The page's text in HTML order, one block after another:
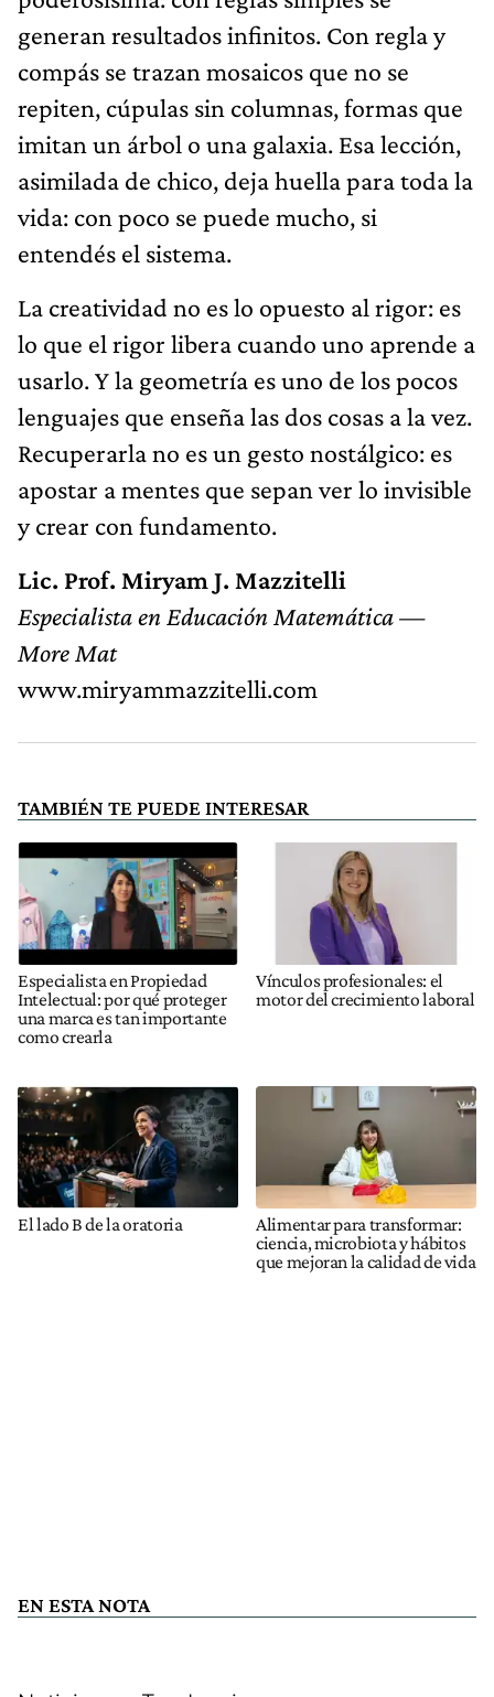
generan resultados infinitos. Con regla y
compás se trazan mosaicos que no se
repiten, cúpulas sin columnas, formas que
imitan un árbol o una galaxia. Esa lección,
asimilada de chico, deja huella para toda la
vida: con poco se puede mucho, si
entendés el sistema.
La creatividad no es lo opuesto al rigor: es
lo que el rigor libera cuando uno aprende a
usarlo. Y la geometría es uno de los pocos
lenguajes que enseña las dos cosas a la vez.
Recuperarla no es un gesto nostálgico: es
apostar a mentes que sepan ver lo invisible
y crear con fundamento.
Lic. Prof. Miryam J. Mazzitelli
Especialista en Educación Matemática —
More Mat
www.miryammazzitelli.com
TAMBIÉN TE PUEDE INTERESAR
Especialista en Propiedad
Intelectual: por qué proteger
una marca es tan importante
como crearla
Vínculos profesionales: el
motor del crecimiento laboral
El lado B de la oratoria
Alimentar para transformar:
ciencia, microbiota y hábitos
que mejoran la calidad de vida
EN ESTA NOTA